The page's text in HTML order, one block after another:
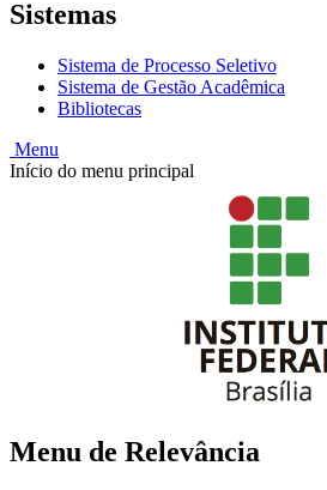
Sistemas
Sistema de Processo Seletivo
Sistema de Gestão Acadêmica
Bibliotecas
Menu
Início do menu principal
Menu de Relevância